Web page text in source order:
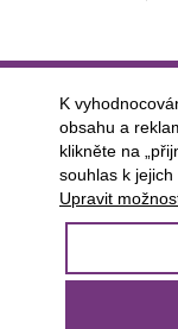
K
obsahu a
klikněte na
souhlas k jejich
Upravit